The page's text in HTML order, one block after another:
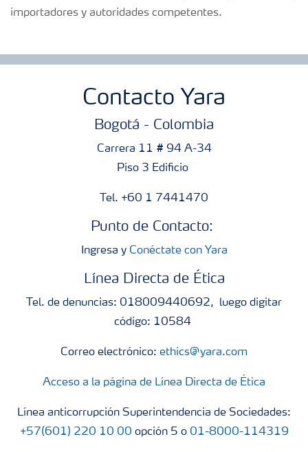
importadores y autoridades competentes.
Contacto Yara
Bogotá - Colombia
Carrera 11 # 94 A-34
Piso 3 Edificio
Tel. +60 1 7441470
Punto de Contacto:
Ingresa y Conéctate con Yara
Línea Directa de Ética
Tel. de denuncias: 018009440692, luego digitar
código: 10584
Correo electrónico: ethics@yara.com
Acceso a la página de Línea Directa de Ética
Línea anticorrupción Superintendencia de Sociedades:
+57(601) 220 10 00 opción 5 o 01-8000-114319